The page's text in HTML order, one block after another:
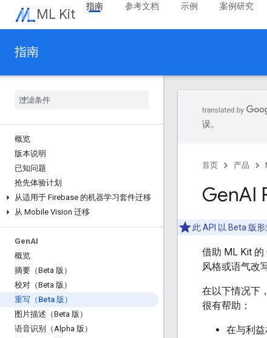
ML Kit 指南 参考文档 示例 案例研究
指南
概览
版本说明
已知问题
抢先体验计划
从适用于 Firebase 的机器学习套件迁移
从 Mobile Vision 迁移
GenAI
概览
摘要（Beta 版）
校对（Beta 版）
重写（Beta 版）
图片描述（Beta 版）
语音识别（Alpha 版）
误。
首页 产品
GenAI
此 API 以 Beta 版
借助 ML Kit 的
风格或语气改
在以下情况下
很有帮助：
在与利